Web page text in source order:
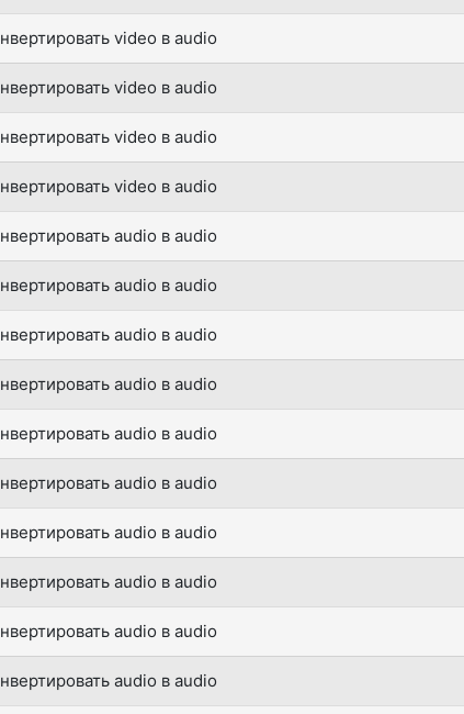
video в audio
video в audio
video в audio
video в audio
audio в audio
audio в audio
audio в audio
audio в audio
audio в audio
audio в audio
audio в audio
audio в audio
audio в audio
audio в audio